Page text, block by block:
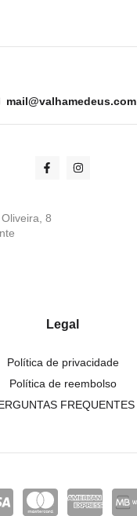
mail@valhamedeus.com
8
Legal
Política de privacidade
Política de reembolso
FREQUENTES